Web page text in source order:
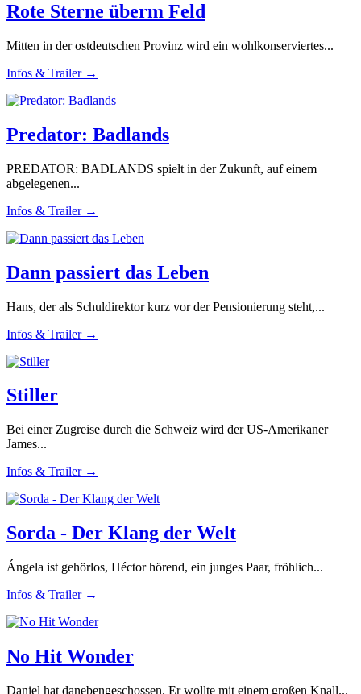
Rote Sterne überm Feld
Mitten in der ostdeutschen Provinz wird ein wohlkonserviertes...
Infos & Trailer →
Predator: Badlands
PREDATOR: BADLANDS spielt in der Zukunft, auf einem
abgelegenen...
Infos & Trailer →
Dann passiert das Leben
Hans, der als Schuldirektor kurz vor der Pensionierung steht,...
Infos & Trailer →
Stiller
Bei einer Zugreise durch die Schweiz wird der US-Amerikaner
James...
Infos & Trailer →
Sorda - Der Klang der Welt
Ángela ist gehörlos, Héctor hörend, ein junges Paar, fröhlich...
Infos & Trailer →
No Hit Wonder
Daniel hat danebengeschossen. Er wollte mit einem großen Knall...